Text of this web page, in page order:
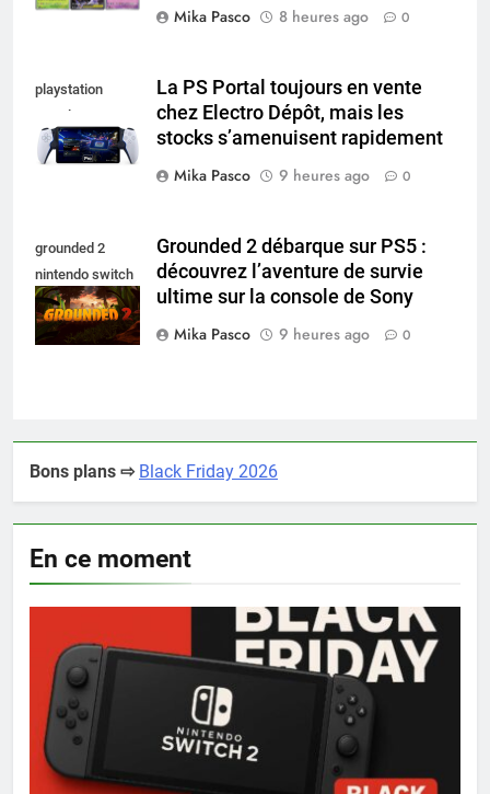
Mika Pasco 8 heures ago 0
playstation
portal pro
La PS Portal toujours en vente
chez Electro Dépôt, mais les
stocks s’amenuisent rapidement
Mika Pasco
9 heures ago 0
grounded 2
nintendo switch
2
Grounded 2 débarque sur PS5 :
découvrez l’aventure de survie
ultime sur la console de Sony
Mika Pasco
9 heures ago 0
Bons plans ⇨ Black Friday 2026
En ce moment